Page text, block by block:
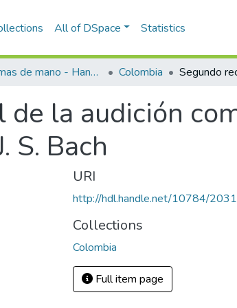
All of DSpace Statistics
Programas de mano - Hand programs Colombia
de la audición
S. Bach
URI
http://hdl.handle.net/10784/
Collections
Colombia
Full item page